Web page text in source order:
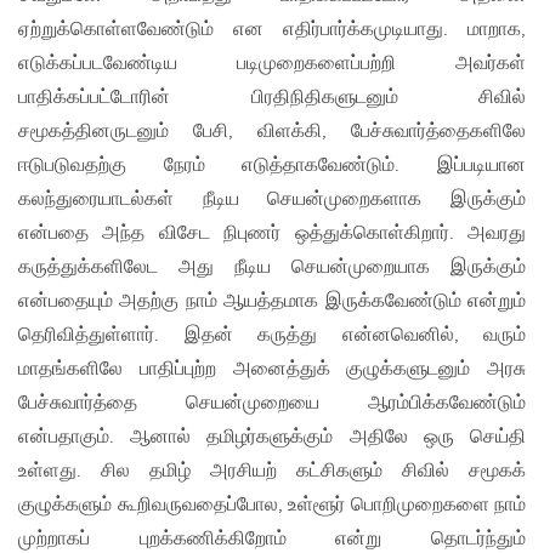
ஏற்றுக்கொள்ளவேண்டும் என எதிர்பார்க்கமுடியாது. மாறாக,
எடுக்கப்படவேண்டிய படிமுறைகளைப்பற்றி அவர்கள்
பாதிக்கப்பட்டோரின் பிரதிநிதிகளுடனும் சிவில்
சமூகத்தினருடனும் பேசி, விளக்கி, பேச்சுவார்த்தைகளிலே
ஈடுபடுவதற்கு நேரம் எடுத்தாகவேண்டும். இப்படியான
கலந்துரையாடல்கள் நீடிய செயன்முறைகளாக இருக்கும்
என்பதை அந்த விசேட நிபுணர் ஒத்துக்கொள்கிறார். அவரது
கருத்துக்களிலேட அது நீடிய செயன்முறையாக இருக்கும்
என்பதையும் அதற்கு நாம் ஆயத்தமாக இருக்கவேண்டும் என்றும்
தெரிவித்துள்ளார். இதன் கருத்து என்னவெனில், வரும்
மாதங்களிலே பாதிப்புற்ற அனைத்துக் குழுக்களுடனும் அரசு
பேச்சுவார்த்தை செயன்முறையை ஆரம்பிக்கவேண்டும்
என்பதாகும். ஆனால் தமிழர்களுக்கும் அதிலே ஒரு செய்தி
உள்ளது. சில தமிழ் அரசியற் கட்சிகளும் சிவில் சமூகக்
குழுக்களும் கூறிவருவதைப்போல, உள்ளூர் பொறிமுறைகளை நாம்
முற்றாகப் புறக்கணிக்கிறோம் என்று தொடர்ந்தும்